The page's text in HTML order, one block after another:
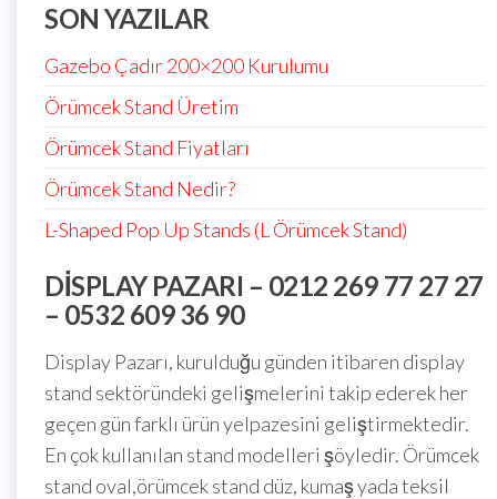
SON YAZILAR
Gazebo Çadır 200×200 Kurulumu
Örümcek Stand Üretim
Örümcek Stand Fiyatları
Örümcek Stand Nedir?
L-Shaped Pop Up Stands (L Örümcek Stand)
DISPLAY PAZARI – 0212 269 77 27 27
– 0532 609 36 90
Display Pazarı, kurulduğu günden itibaren display
stand sektöründeki gelişmelerini takip ederek her
geçen gün farklı ürün yelpazesini geliştirmektedir.
En çok kullanılan stand modelleri şöyledir. Örümcek
stand oval,örümcek stand düz, kumaş yada teksil